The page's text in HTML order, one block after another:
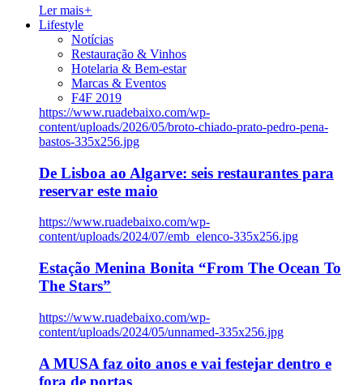
Ler mais+
Lifestyle
Notícias
Restauração & Vinhos
Hotelaria & Bem-estar
Marcas & Eventos
F4F 2019
https://www.ruadebaixo.com/wp-
content/uploads/2026/05/broto-chiado-prato-pedro-pena-
bastos-335x256.jpg
De Lisboa ao Algarve: seis restaurantes para
reservar este maio
https://www.ruadebaixo.com/wp-
content/uploads/2024/07/emb_elenco-335x256.jpg
Estação Menina Bonita “From The Ocean To
The Stars”
https://www.ruadebaixo.com/wp-
content/uploads/2024/05/unnamed-335x256.jpg
A MUSA faz oito anos e vai festejar dentro e
fora de portas